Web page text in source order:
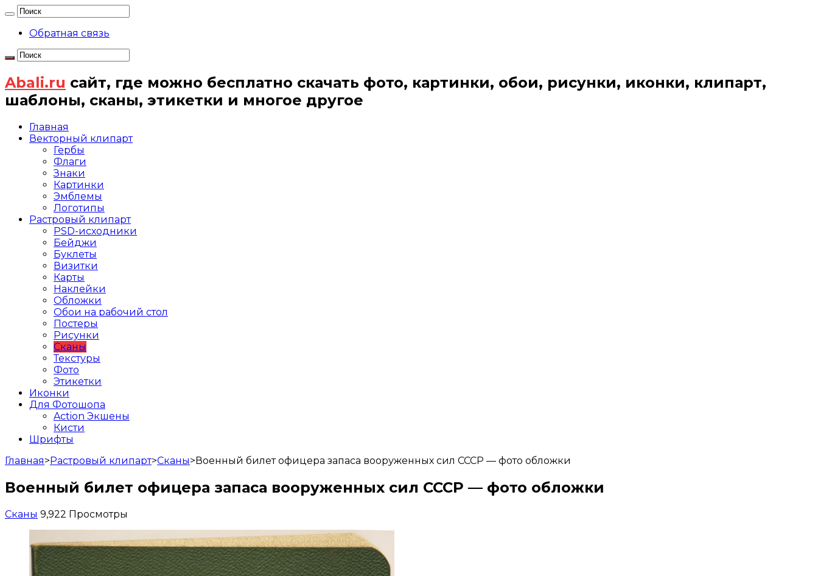
Обратная связь
Abali.ru сайт, где можно бесплатно скачать фото, картинки, обои, рисунки, иконки, клипарт,
шаблоны, сканы, этикетки и многое другое
Главная
Векторный клипарт
Гербы
Флаги
Знаки
Картинки
Эмблемы
Логотипы
Растровый клипарт
PSD-исходники
Бейджи
Буклеты
Визитки
Карты
Наклейки
Обложки
Обои на рабочий стол
Постеры
Рисунки
Сканы
Текстуры
Фото
Этикетки
Иконки
Для Фотошопа
Action Экшены
Кисти
Шрифты
Главная>Растровый клипарт>Сканы>Военный билет офицера запаса вооруженных сил СССР — фото обложки
Военный билет офицера запаса вооруженных сил СССР — фото обложки
Сканы 9,922 Просмотры